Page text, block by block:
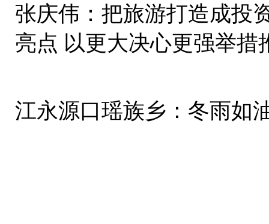
张庆伟：把旅游打造成投
亮点 以更大决心更强举
江永源口瑶族乡：冬雨如